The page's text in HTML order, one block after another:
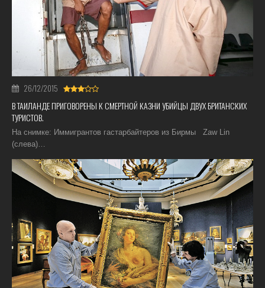
26/12/2015
В ТАИЛАНДЕ ПРИГОВОРЕНЫ К СМЕРТНОЙ КАЗНИ УБИЙЦЫ ДВУХ БРИТАНСКИХ
ТУРИСТОВ.
На снимке: Иммигрантов гастарбайтеров из Бирмы Zaw Lin
(слева)…